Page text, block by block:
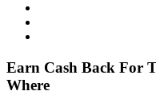
Earn Cash Back For
Where